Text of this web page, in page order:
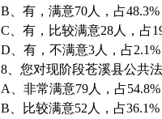
B、有，满意70人，占48.3%
C、有，比较满意28人，占
D、有，不满意3人，占2.1%
8、您对现阶段苍溪县公共
A、非常满意79人，占54.8%
B、比较满意52人，占36.1%